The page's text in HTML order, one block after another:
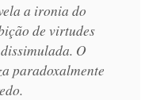
a ironia do
de virtudes
O
paradoxalmente